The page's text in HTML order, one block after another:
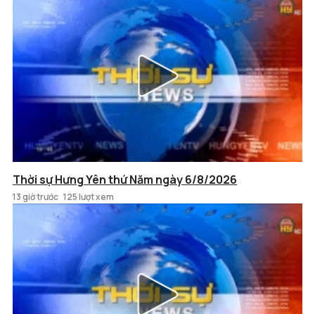
Thời sự Hưng Yên thứ Năm ngày 6/8/2026
13 giờ trước 125 lượt xem